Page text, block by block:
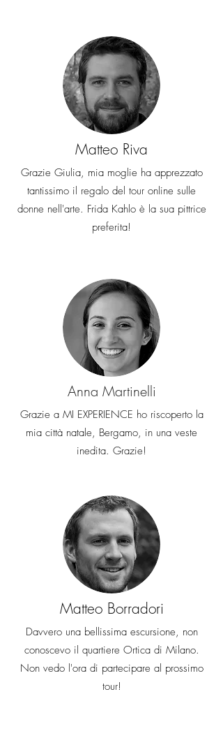
Matteo Riva
Grazie Giulia, mia moglie ha apprezzato
tantissimo il regalo del tour online sulle
donne nell'arte. Frida Kahlo è la sua pittrice
preferita!
Anna Martinelli
Grazie a MI EXPERIENCE ho riscoperto la
mia città natale, Bergamo, in una veste
inedita. Grazie!
Matteo Borradori
Davvero una bellissima escursione, non
conoscevo il quartiere Ortica di Milano.
Non vedo l'ora di partecipare al prossimo
tour!